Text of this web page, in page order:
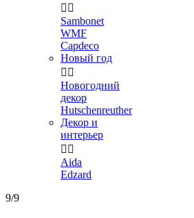
 
Sambonet
WMF
Capdeco
Новый год
 
Новогодний
декор
Hutschenreuther
Декор и
интерьер
 
Aida
Edzard
9/9